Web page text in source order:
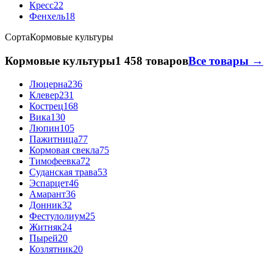
Кресс22
Фенхель18
СортаКормовые культуры
Кормовые культуры1 458 товаровВсе товары →
Люцерна236
Клевер231
Кострец168
Вика130
Люпин105
Пажитница77
Кормовая свекла75
Тимофеевка72
Суданская трава53
Эспарцет46
Амарант36
Донник32
Фестулолиум25
Житняк24
Пырей20
Козлятник20